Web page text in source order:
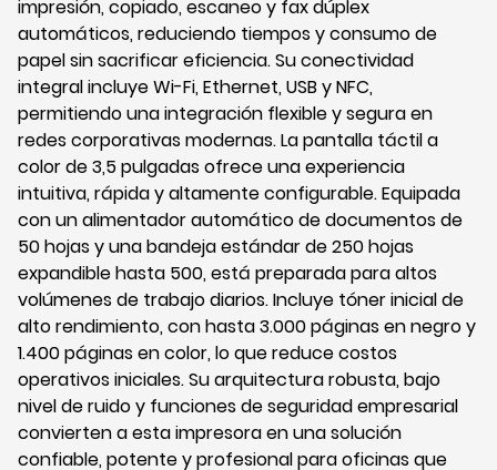
impresión, copiado, escaneo y fax dúplex
automáticos, reduciendo tiempos y consumo de
papel sin sacrificar eficiencia. Su conectividad
integral incluye Wi-Fi, Ethernet, USB y NFC,
permitiendo una integración flexible y segura en
redes corporativas modernas. La pantalla táctil a
color de 3,5 pulgadas ofrece una experiencia
intuitiva, rápida y altamente configurable. Equipada
con un alimentador automático de documentos de
50 hojas y una bandeja estándar de 250 hojas
expandible hasta 500, está preparada para altos
volúmenes de trabajo diarios. Incluye tóner inicial de
alto rendimiento, con hasta 3.000 páginas en negro y
1.400 páginas en color, lo que reduce costos
operativos iniciales. Su arquitectura robusta, bajo
nivel de ruido y funciones de seguridad empresarial
convierten a esta impresora en una solución
confiable, potente y profesional para oficinas que